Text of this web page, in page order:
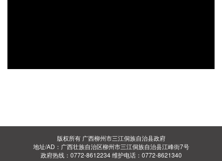
版权所有 广西柳州市三江侗族自治县政府
地址/AD：广西壮族自治区柳州市三江侗族自治县江峰街7号
政府热线：0772-8612234 维护电话：0772-8621340